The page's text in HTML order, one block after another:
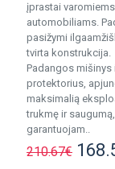
įprastai varomiems
automobiliams.
pasižymi
tvirta konstrukcija.
Padangos mišinys
protektorius,
maksimalią
trukmę ir
garantuojam..
210.67€